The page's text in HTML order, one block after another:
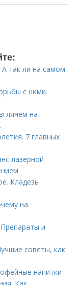
А так ли на самом
с ними.
на
7 главных
лазерной
Кладезь
на
и
советы, как
напитки